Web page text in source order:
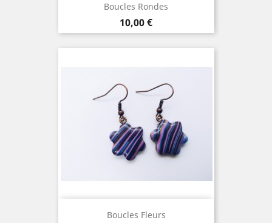
Boucles Rondes
Prix
10,00 €
Boucles Fleurs